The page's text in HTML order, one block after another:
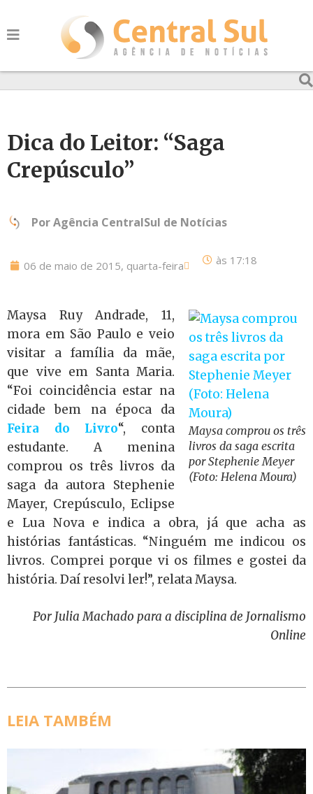
Dica do Leitor: “Saga
Crepúsculo”
PorAgência CentralSul de Notícias
06 de maio de 2015, quarta-feira às 17:18
Maysa comprou os três
livros da saga escrita
por Stephenie Meyer
(Foto: Helena Moura)
Maysa Ruy Andrade, 11,
mora em São Paulo e veio
visitar a família da mãe,
que vive em Santa Maria.
“Foi coincidência estar na
cidade bem na época da
Feira do Livro“, conta
estudante. A menina
comprou os três livros da
saga da autora Stephenie
Mayer, Crepúsculo, Eclipse
e Lua Nova e indica a obra, já que acha as
histórias fantásticas. “Ninguém me indicou os
livros. Comprei porque vi os filmes e gostei da
história. Daí resolvi ler!”, relata Maysa.
Por Julia Machado para a disciplina de Jornalismo
Online
LEIA TAMBÉM